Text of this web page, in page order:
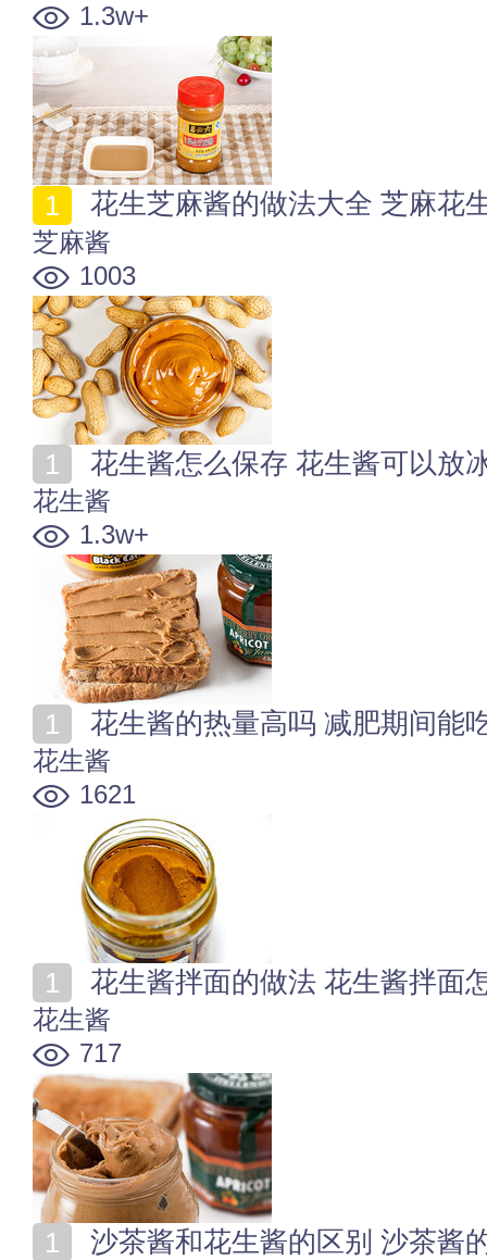
1.3w+
花生芝麻酱的做法大全 芝麻花
芝麻酱
1003
花生酱怎么保存 花生酱可以放
花生酱
1.3w+
花生酱的热量高吗 减肥期间能
花生酱
1621
花生酱拌面的做法 花生酱拌面
花生酱
717
沙茶酱和花生酱的区别 沙茶酱